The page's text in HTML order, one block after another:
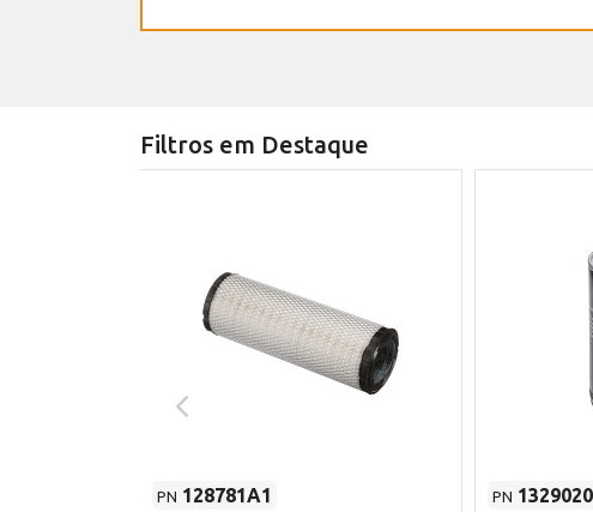
Filtros em Destaque
PN 128781A1
PN